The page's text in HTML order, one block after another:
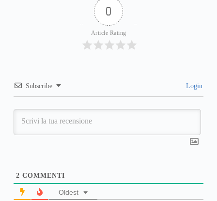
0
Article Rating
Subscribe Login
2 COMMENTI
Oldest